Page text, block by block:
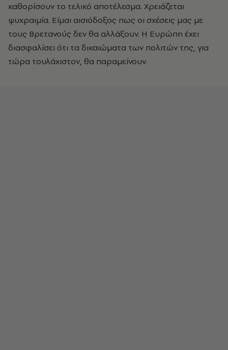
καθορίσουν το τελικό αποτέλεσμα. Χρειάζεται
ψυχραιμία. Είμαι αισιόδοξος πως οι σχέσεις μας με
τους Βρετανούς δεν θα αλλάξουν. Η Ευρώπη έχει
διασφαλίσει ότι τα δικαιώματα των πολιτών της, για
τώρα τουλάχιστον, θα παραμείνουν.